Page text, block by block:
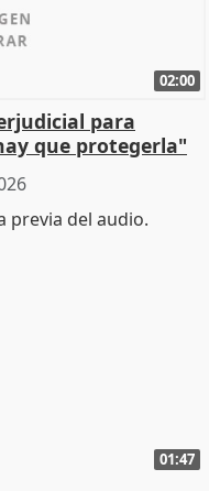
02:00
para
que protegerla"
01:47